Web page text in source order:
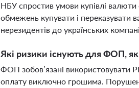
НБУ спростив умови купівлі
обмежень купувати і переказувати
нерезидентів до українських
Які ризики існують для ФОП,
ФОП зобов’язані використовувати
оплату виключно грошима.